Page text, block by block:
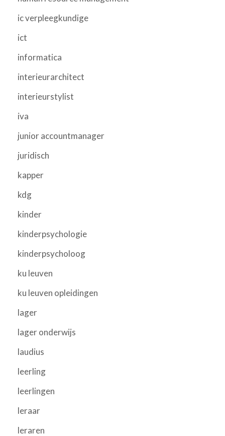
ic verpleegkundige
ict
informatica
interieurarchitect
interieurstylist
iva
junior accountmanager
juridisch
kapper
kdg
kinder
kinderpsychologie
kinderpsycholoog
ku leuven
ku leuven opleidingen
lager
lager onderwijs
laudius
leerling
leerlingen
leraar
leraren